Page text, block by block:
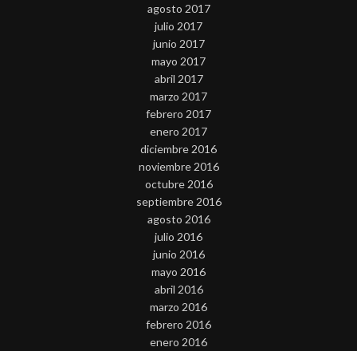
agosto 2017
julio 2017
junio 2017
mayo 2017
abril 2017
marzo 2017
febrero 2017
enero 2017
diciembre 2016
noviembre 2016
octubre 2016
septiembre 2016
agosto 2016
julio 2016
junio 2016
mayo 2016
abril 2016
marzo 2016
febrero 2016
enero 2016